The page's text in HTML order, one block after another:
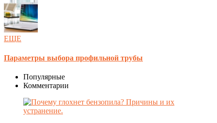
ЕЩЕ
Параметры выбора профильной трубы
Популярные
Комментарии